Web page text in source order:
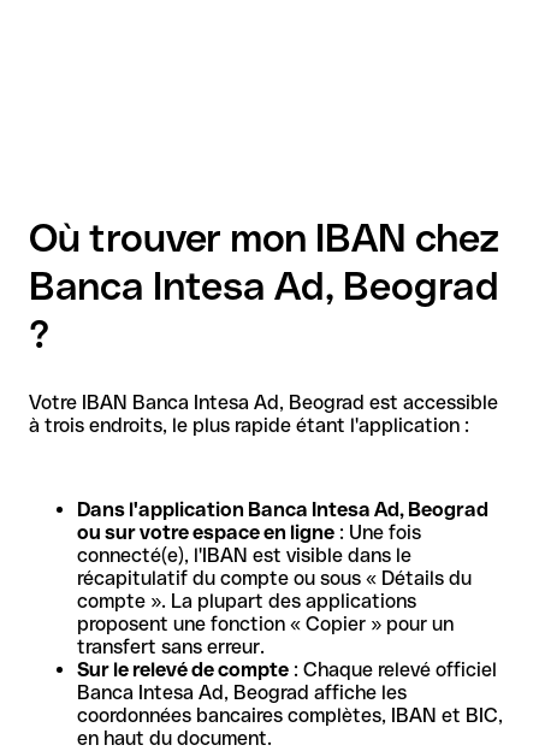
Où trouver mon IBAN chez
Banca Intesa Ad, Beograd
?
Votre IBAN Banca Intesa Ad, Beograd est accessible
à trois endroits, le plus rapide étant l'application :
Dans l'application Banca Intesa Ad, Beograd
ou sur votre espace en ligne : Une fois
connecté(e), l'IBAN est visible dans le
récapitulatif du compte ou sous « Détails du
compte ». La plupart des applications
proposent une fonction « Copier » pour un
transfert sans erreur.
Sur le relevé de compte : Chaque relevé officiel
Banca Intesa Ad, Beograd affiche les
coordonnées bancaires complètes, IBAN et BIC,
en haut du document.